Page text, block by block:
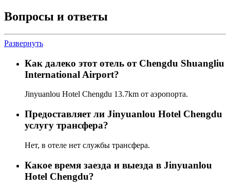
Вопросы и ответы
Развернуть
Как далеко этот отель от Chengdu Shuangliu
International Airport?
Jinyuanlou Hotel Chengdu 13.7km от аэропорта.
Предоставляет ли Jinyuanlou Hotel Chengdu
услугу трансфера?
Нет, в отеле нет службы трансфера.
Какое время заезда и выезда в Jinyuanlou
Hotel Chengdu?